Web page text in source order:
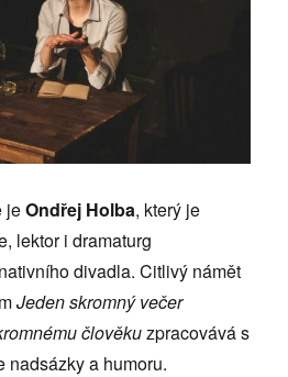
jeOndřej Holba, který je
lektor i dramaturg
divadla. Citlivý námět
Jeden skromný večer
člověkuzpracovává s
nadsázky a humoru.